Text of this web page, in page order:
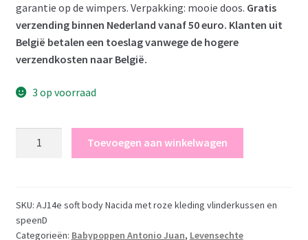
garantie op de wimpers. Verpakking: mooie doos. Gratis
verzending binnen Nederland vanaf 50 euro. Klanten uit
België betalen een toeslag vanwege de hogere
verzendkosten naar België.
3 op voorraad
soft
body
Toevoegen aan winkelwagen
SKU: AJ14e soft body Nacida met roze kleding vlinderkussen en
speenD
Categorieën: Babypoppen Antonio Juan, Levensechte